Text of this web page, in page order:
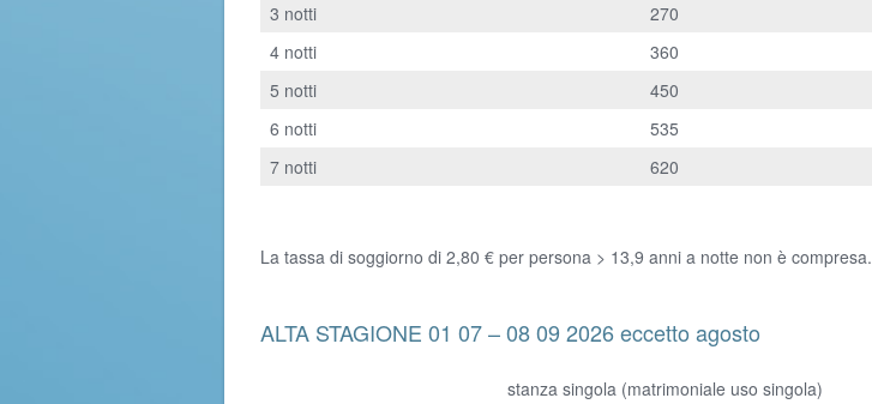
3 notti
270
4 notti
360
5 notti
450
6 notti
535
7 notti
620
La tassa di soggiorno di 2,80 € per persona > 13,9 anni a notte non è compresa.
ALTA STAGIONE 01 07 – 08 09 2026 eccetto agosto
stanza singola (matrimoniale uso singola)